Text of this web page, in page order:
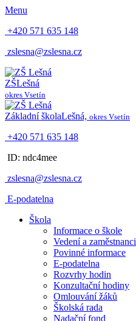
Menu
+420 571 635 148
zslesna@zslesna.cz
ZŠLešná
okres Vsetín
Základní školaLešná, okres Vsetín
+420 571 635 148
ID: ndc4mee
zslesna@zslesna.cz
E-podatelna
Škola
Informace o škole
Vedení a zaměstnanci
Povinné informace
E-podatelna
Rozvrhy hodin
Konzultační hodiny
Omlouvání žáků
Školská rada
Nadační fond